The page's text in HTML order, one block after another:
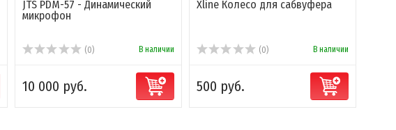
JTS PDM-57 - Динамический
микрофон
(0) В наличии
10 000 руб.
Xline Колесо для сабвуфера
(0) В наличии
500 руб.